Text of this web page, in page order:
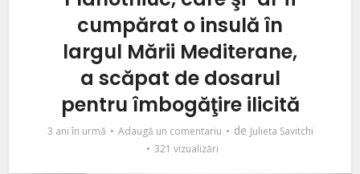
cumpărat o insulă în
largul Mării Mediterane,
a scăpat de dosarul
pentru îmbogăţire ilicită
3 ani în urmă Adaugă un comentariu de Julieta Savitchi
321 vizualizări